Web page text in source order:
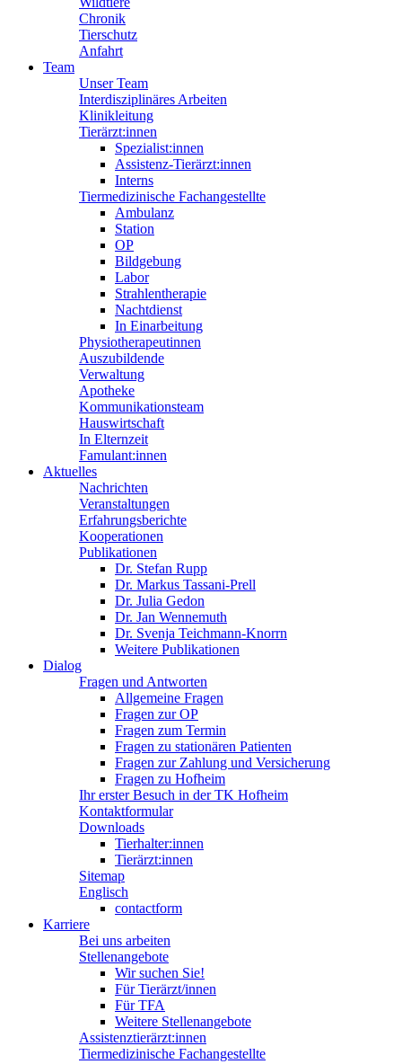
Chronik
Tierschutz
Anfahrt
Team
Unser Team
Interdisziplinäres Arbeiten
Klinikleitung
Tierärzt:innen
Spezialist:innen
Assistenz-Tierärzt:innen
Interns
Tiermedizinische Fachangestellte
Ambulanz
Station
OP
Bildgebung
Labor
Strahlentherapie
Nachtdienst
In Einarbeitung
Physiotherapeutinnen
Auszubildende
Verwaltung
Apotheke
Kommunikationsteam
Hauswirtschaft
In Elternzeit
Famulant:innen
Aktuelles
Nachrichten
Veranstaltungen
Erfahrungsberichte
Kooperationen
Publikationen
Dr. Stefan Rupp
Dr. Markus Tassani-Prell
Dr. Julia Gedon
Dr. Jan Wennemuth
Dr. Svenja Teichmann-Knorrn
Weitere Publikationen
Dialog
Fragen und Antworten
Allgemeine Fragen
Fragen zur OP
Fragen zum Termin
Fragen zu stationären Patienten
Fragen zur Zahlung und Versicherung
Fragen zu Hofheim
Ihr erster Besuch in der TK Hofheim
Kontaktformular
Downloads
Tierhalter:innen
Tierärzt:innen
Sitemap
Englisch
contactform
Karriere
Bei uns arbeiten
Stellenangebote
Wir suchen Sie!
Für Tierärzt/innen
Für TFA
Weitere Stellenangebote
Assistenztierärzt:innen
Tiermedizinische Fachangestellte